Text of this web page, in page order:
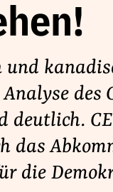
und
des
deutlich.
das
die